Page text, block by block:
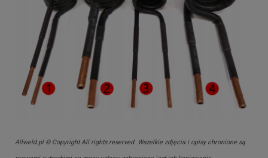
Allweld.pl © Copyright All rights reserved. Wszelkie zdjęcia i opisy chronione są